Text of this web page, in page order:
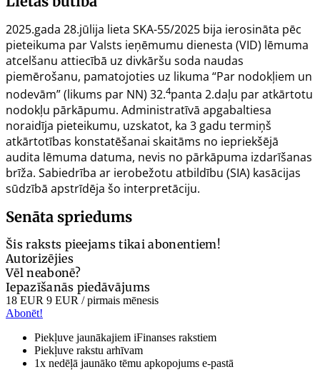
2025.gada 28.jūlija lieta SKA-55/2025 bija ierosināta pēc
pieteikuma par Valsts ieņēmumu dienesta (VID) lēmuma
atcelšanu attiecībā uz divkāršu soda naudas
piemērošanu, pamatojoties uz likuma “Par nodokļiem un
nodevām” (likums par NN) 32.4panta 2.daļu par atkārtotu
nodokļu pārkāpumu. Administratīvā apgabaltiesa
noraidīja pieteikumu, uzskatot, ka 3 gadu termiņš
atkārtotības konstatēšanai skaitāms no iepriekšējā
audita lēmuma datuma, nevis no pārkāpuma izdarīšanas
brīža. Sabiedrība ar ierobežotu atbildību (SIA) kasācijas
sūdzībā apstrīdēja šo interpretāciju.
Senāta spriedums
Šis raksts pieejams tikai abonentiem!
Autorizējies
Vēl neabonē?
Iepazīšanās piedāvājums
18 EUR 9 EUR / pirmais mēnesis
Abonēt!
Piekļuve jaunākajiem iFinanses rakstiem
Piekļuve rakstu arhīvam
1x nedēļā jaunāko tēmu apkopojums e-pastā